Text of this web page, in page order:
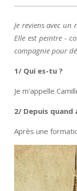
Je reviens avec
Elle est peintre -
compagnie pour
1/ Qui es-tu ?
Je m'appelle
2/ Depuis
Après une